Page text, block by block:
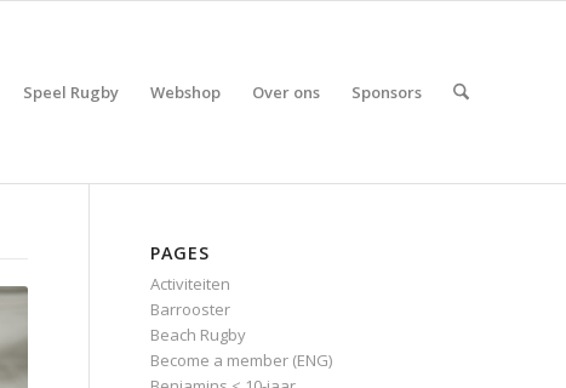
Speel Rugby Webshop Over ons Sponsors
PAGES
Activiteiten
Barrooster
Beach Rugby
Become a member (ENG)